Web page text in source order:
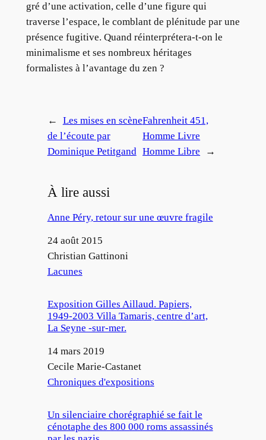
gré d’une activation, celle d’une figure qui
traverse l’espace, le comblant de plénitude par une
présence fugitive. Quand réinterprétera-t-on le
minimalisme et ses nombreux héritages
formalistes à l’avantage du zen ?
←
Les mises en scène
de l’écoute par
Dominique Petitgand
Fahrenheit 451,
Homme Livre
Homme Libre
→
À lire aussi
Anne Péry, retour sur une œuvre fragile
Date
24 août 2015
Auteur
Christian Gattinoni
Par rapport à
Lacunes
Exposition Gilles Aillaud. Papiers,
1949-2003 Villa Tamaris, centre d’art,
La Seyne -sur-mer.
Date
14 mars 2019
Auteur
Cecile Marie-Castanet
Par rapport à
Chroniques d'expositions
Un silenciaire chorégraphié se fait le
cénotaphe des 800 000 roms assassinés